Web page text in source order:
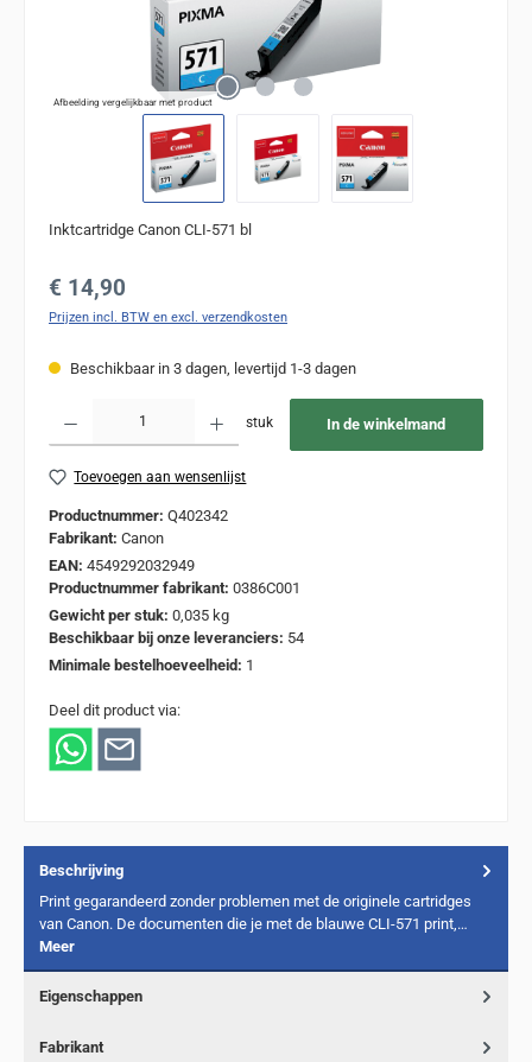
Afbeelding vergelijkbaar met product
Inktcartridge Canon CLI-571 bl
Normale prijs:
€ 14,90
Prijzen incl. BTW en excl. verzendkosten
Beschikbaar in 3 dagen, levertijd 1-3 dagen
stuk In de winkelmand
Toevoegen aan wensenlijst
Productnummer: Q402342
Fabrikant: Canon
EAN: 4549292032949
Productnummer fabrikant: 0386C001
Gewicht per stuk: 0,035 kg
Beschikbaar bij onze leveranciers: 54
Minimale bestelhoeveelheid: 1
Deel dit product via:
Beschrijving
Print gegarandeerd zonder problemen met de originele cartridges
van Canon. De documenten die je met de blauwe CLI-571 print,…
Meer
Eigenschappen
Fabrikant